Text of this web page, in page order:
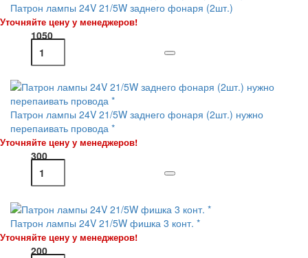
Патрон лампы 24V 21/5W заднего фонаря (2шт.)
Уточняйте цену у менеджеров!
1050
Патрон лампы 24V 21/5W заднего фонаря (2шт.) нужно
перепаивать провода *
Уточняйте цену у менеджеров!
300
Патрон лампы 24V 21/5W фишка 3 конт. *
Уточняйте цену у менеджеров!
200